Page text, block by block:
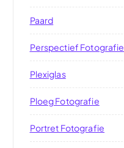
Paard
Perspectief Fotografie
Plexiglas
Ploeg Fotografie
Portret Fotografie